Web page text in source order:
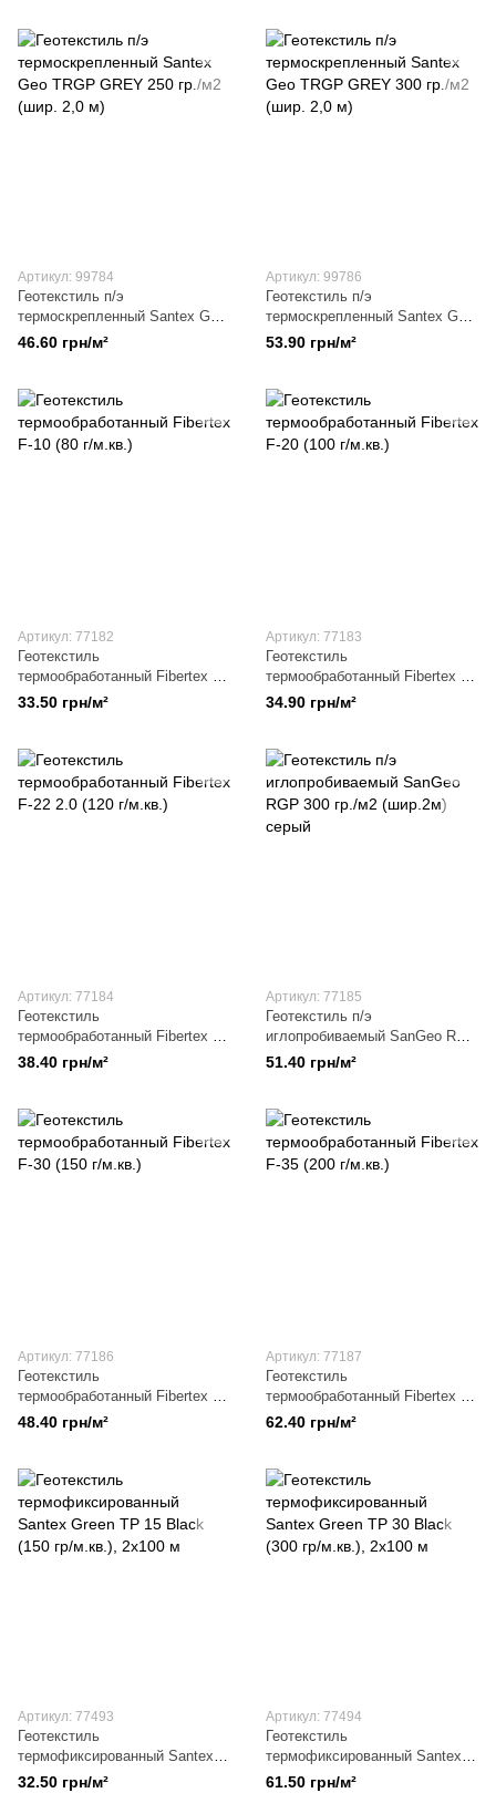
Артикул: 99784
Геотекстиль п/э
термоскрепленный Santex Geo
TRGP GREY 250 гр./м2 (шир.
46.60 грн/м²
Артикул: 99786
Геотекстиль п/э
термоскрепленный Santex Geo
TRGP GREY 300 гр./м2 (шир.
53.90 грн/м²
Артикул: 77182
Геотекстиль
термообработанный Fibertex F-
10 (80 г/м.кв.)
33.50 грн/м²
Артикул: 77183
Геотекстиль
термообработанный Fibertex F-
20 (100 г/м.кв.)
34.90 грн/м²
Артикул: 77184
Геотекстиль
термообработанный Fibertex F-
22 2.0 (120 г/м.кв.)
38.40 грн/м²
Артикул: 77185
Геотекстиль п/э
иглопробиваемый SanGeo RGP
300 гр./м2 (шир.2м) серый
51.40 грн/м²
Артикул: 77186
Геотекстиль
термообработанный Fibertex F-
30 (150 г/м.кв.)
48.40 грн/м²
Артикул: 77187
Геотекстиль
термообработанный Fibertex F-
35 (200 г/м.кв.)
62.40 грн/м²
Артикул: 77493
Геотекстиль
термофиксированный Santex
Green TP 15 Black (150 гр/
32.50 грн/м²
Артикул: 77494
Геотекстиль
термофиксированный Santex
Green TP 30 Black (300 гр/
61.50 грн/м²